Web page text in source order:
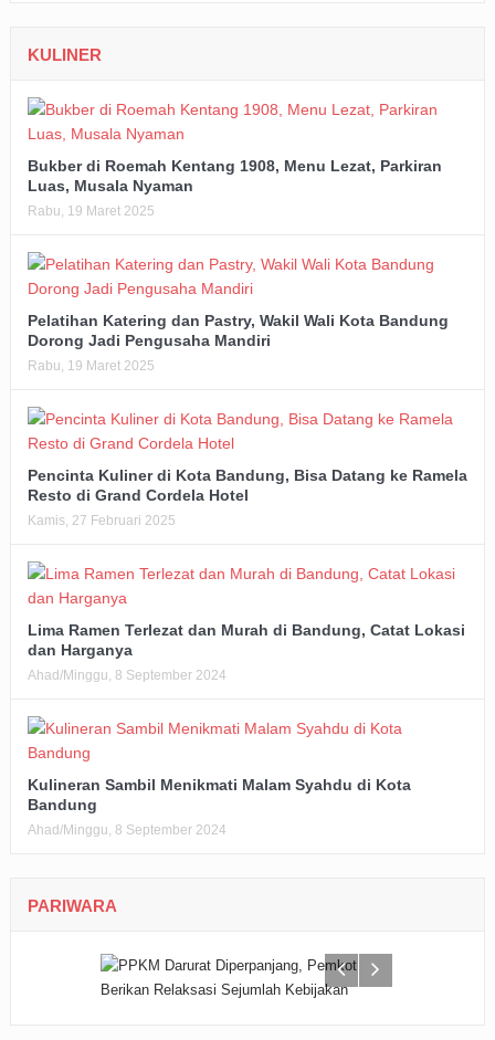
KULINER
Bukber di Roemah Kentang 1908, Menu Lezat, Parkiran
Luas, Musala Nyaman
Rabu, 19 Maret 2025
Pelatihan Katering dan Pastry, Wakil Wali Kota Bandung
Dorong Jadi Pengusaha Mandiri
Rabu, 19 Maret 2025
Pencinta Kuliner di Kota Bandung, Bisa Datang ke Ramela
Resto di Grand Cordela Hotel
Kamis, 27 Februari 2025
Lima Ramen Terlezat dan Murah di Bandung, Catat Lokasi
dan Harganya
Ahad/Minggu, 8 September 2024
Kulineran Sambil Menikmati Malam Syahdu di Kota
Bandung
Ahad/Minggu, 8 September 2024
PARIWARA